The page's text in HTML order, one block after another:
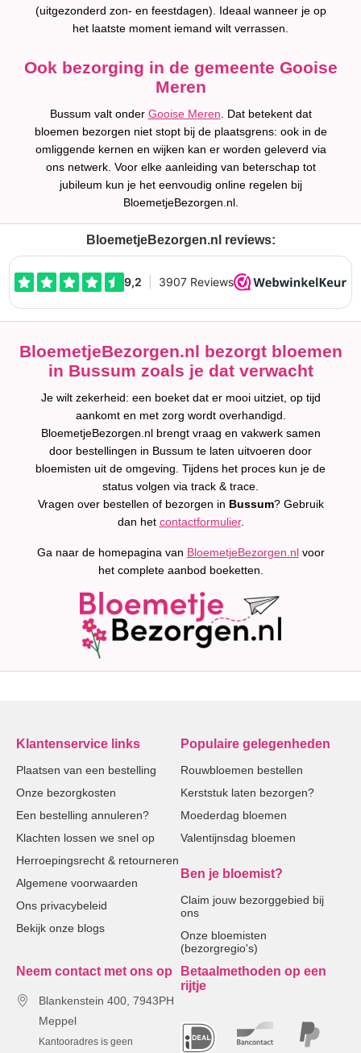
(uitgezonderd zon- en feestdagen). Ideaal wanneer je op
het laatste moment iemand wilt verrassen.
Ook bezorging in de gemeente Gooise
Meren
Bussum valt onder Gooise Meren . Dat betekent dat
bloemen bezorgen niet stopt bij de plaatsgrens: ook in de
omliggende kernen en wijken kan er worden geleverd via
ons netwerk. Voor elke aanleiding van beterschap tot
jubileum kun je het eenvoudig online regelen bij
BloemetjeBezorgen.nl.
BloemetjeBezorgen.nl reviews:
BloemetjeBezorgen.nl bezorgt bloemen
in Bussum zoals je dat verwacht
Je wilt zekerheid: een boeket dat er mooi uitziet, op tijd
aankomt en met zorg wordt overhandigd.
BloemetjeBezorgen.nl brengt vraag en vakwerk samen
door bestellingen in Bussum te laten uitvoeren door
bloemisten uit de omgeving. Tijdens het proces kun je de
status volgen via track & trace.
Vragen over bestellen of bezorgen in Bussum? Gebruik
dan het contactformulier.
Ga naar de homepagina van BloemetjeBezorgen.nlvoor
het complete aanbod boeketten.
Klantenservice links
Plaatsen van een bestelling
Onze bezorgkosten
Een bestelling annuleren?
Klachten lossen we snel op
Herroepingsrecht & retourneren
Algemene voorwaarden
Ons privacybeleid
Bekijk onze blogs
Populaire gelegenheden
Rouwbloemen bestellen
Kerststuk laten bezorgen?
Moederdag bloemen
Valentijnsdag bloemen
Ben je bloemist?
Claim jouw bezorggebied bij
ons
Onze bloemisten
(bezorgregio's)
Neem contact met ons op
Blankenstein 400, 7943PH
Meppel
Kantooradres is geen
Betaalmethoden op een
rijtje